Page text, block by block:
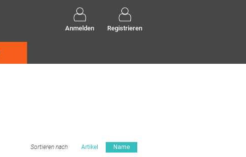
Anmelden Registrieren
Sortieren nach Artikel Name